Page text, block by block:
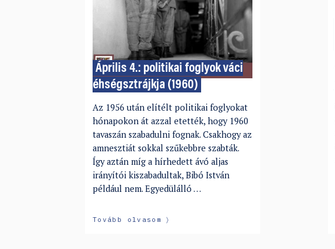
Április 4.: politikai foglyok váci
éhségsztrájkja (1960)
Az 1956 után elítélt politikai foglyokat
hónapokon át azzal etették, hogy 1960
tavaszán szabadulni fognak. Csakhogy az
amnesztiát sokkal szűkebbre szabták.
Így aztán míg a hírhedett ávó aljas
irányítói kiszabadultak, Bibó István
például nem. Egyedülálló …
Tovább olvasom